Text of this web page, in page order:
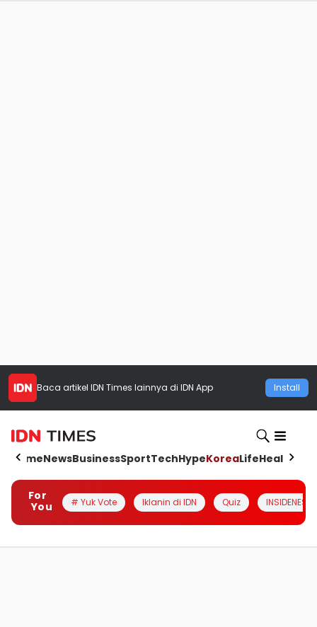
Baca artikel IDN Times lainnya di IDN App Install
HomeNewsBusinessSportTechHypeKoreaLifeHealth
For
You
# Yuk Vote Iklanin di IDN Quiz INSIDENESIA